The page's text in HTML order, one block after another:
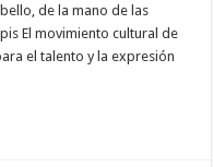
de la mano de las
El movimiento cultural de
el talento y la expresión